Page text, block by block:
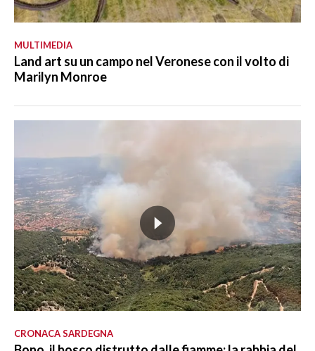
MULTIMEDIA
Land art su un campo nel Veronese con il volto di
Marilyn Monroe
CRONACA SARDEGNA